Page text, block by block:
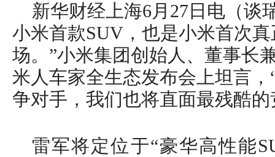
新华财经上海6月27日电（谈
小米首款SUV，也是小米首次
场。”小米集团创始人、董事长
米人车家全生态发布会上坦言
争对手，我们也将直面最残酷的
雷军将定位于“豪华高性能